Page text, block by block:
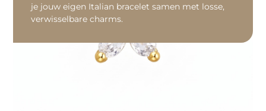
je jouw eigen Italian bracelet samen met losse,
verwisselbare charms.